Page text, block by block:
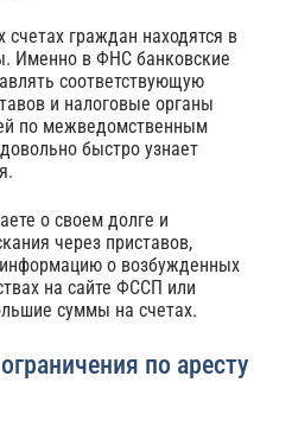
граждан находятся в
Именно в ФНС банковские
соответствующую
и налоговые органы
по межведомственным
быстро узнает
о своем долге и
через приставов,
о возбужденных
на сайте ФССП или
суммы на счетах.
по аресту